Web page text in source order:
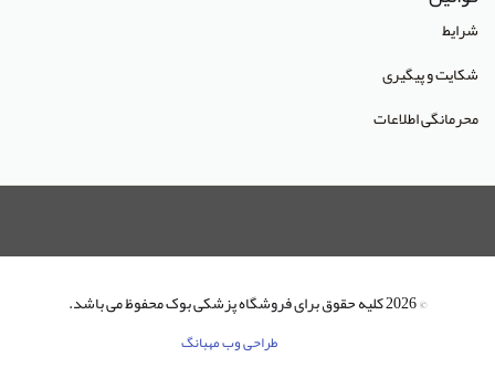
شرایط
شکایت و پیگیری
محرمانگی اطلاعات
© 2026 کلیه حقوق برای فروشگاه پزشکی بوک محفوظ می باشد.
طراحی وب مهبانگ